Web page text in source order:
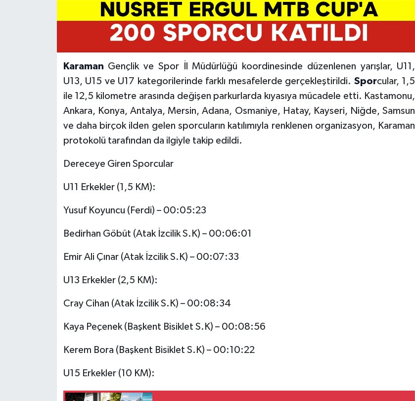
Karaman Gençlik ve Spor İl Müdürlüğü koordinesinde düzenlenen yarışlar, U11,
U13, U15 ve U17 kategorilerinde farklı mesafelerde gerçekleştirildi. Sporcular, 1,5
ile 12,5 kilometre arasında değişen parkurlarda kıyasıya mücadele etti. Kastamonu,
Ankara, Konya, Antalya, Mersin, Adana, Osmaniye, Hatay, Kayseri, Niğde, Samsun
ve daha birçok ilden gelen sporcuların katılımıyla renklenen organizasyon, Karaman
protokolü tarafından da ilgiyle takip edildi.
Dereceye Giren Sporcular
U11 Erkekler (1,5 KM):
Yusuf Koyuncu (Ferdi) – 00:05:23
Bedirhan Göbüt (Atak İzcilik S.K) – 00:06:01
Emir Ali Çınar (Atak İzcilik S.K) – 00:07:33
U13 Erkekler (2,5 KM):
Cray Cihan (Atak İzcilik S.K) – 00:08:34
Kaya Peçenek (Başkent Bisiklet S.K) – 00:08:56
Kerem Bora (Başkent Bisiklet S.K) – 00:10:22
U15 Erkekler (10 KM):